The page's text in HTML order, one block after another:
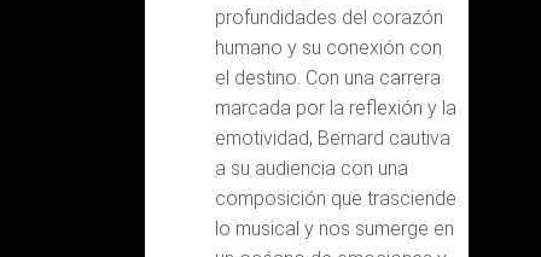
profundidades del corazón
humano y su conexión con
el destino. Con una carrera
marcada por la reflexión y la
emotividad, Bernard cautiva
a su audiencia con una
composición que trasciende
lo musical y nos sumerge en